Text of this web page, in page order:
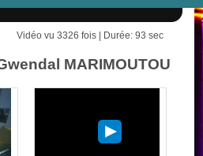
Vidéo vu 3326 fois | Durée: 93 sec
MARIMOUTOU